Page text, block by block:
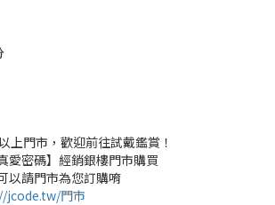
上門市，歡迎前往試戴鑑賞！
愛密碼】經銷銀樓門市購買
以請門市為您訂購唷
jcode.tw/門市